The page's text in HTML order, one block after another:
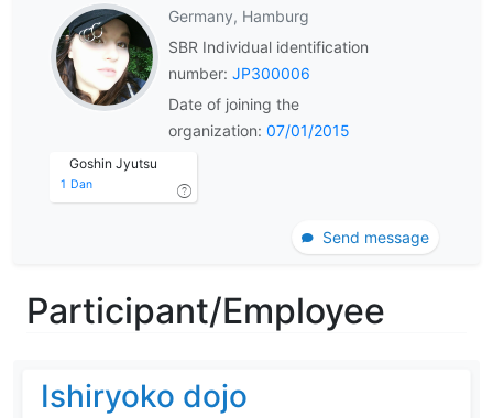
Germany, Hamburg
SBR Individual identification
number: JP300006
Date of joining the
organization: 07/01/2015
Goshin Jyutsu
1 Dan
Send message
Participant/Employee
Ishiryoko dojo